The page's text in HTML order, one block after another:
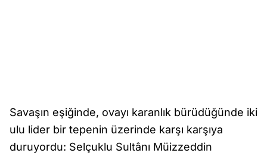
Savaşın eşiğinde, ovayı karanlık bürüdüğünde iki
ulu lider bir tepenin üzerinde karşı karşıya
duruyordu: Selçuklu Sultânı Müizzeddin